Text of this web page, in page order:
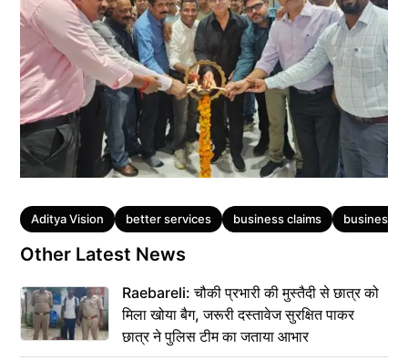
Tags
Aditya Vision better services business claims business
Other Latest News
Raebareli: चौकी प्रभारी की मुस्तैदी से छात्र को
मिला खोया बैग, जरूरी दस्तावेज सुरक्षित पाकर
छात्र ने पुलिस टीम का जताया आभार